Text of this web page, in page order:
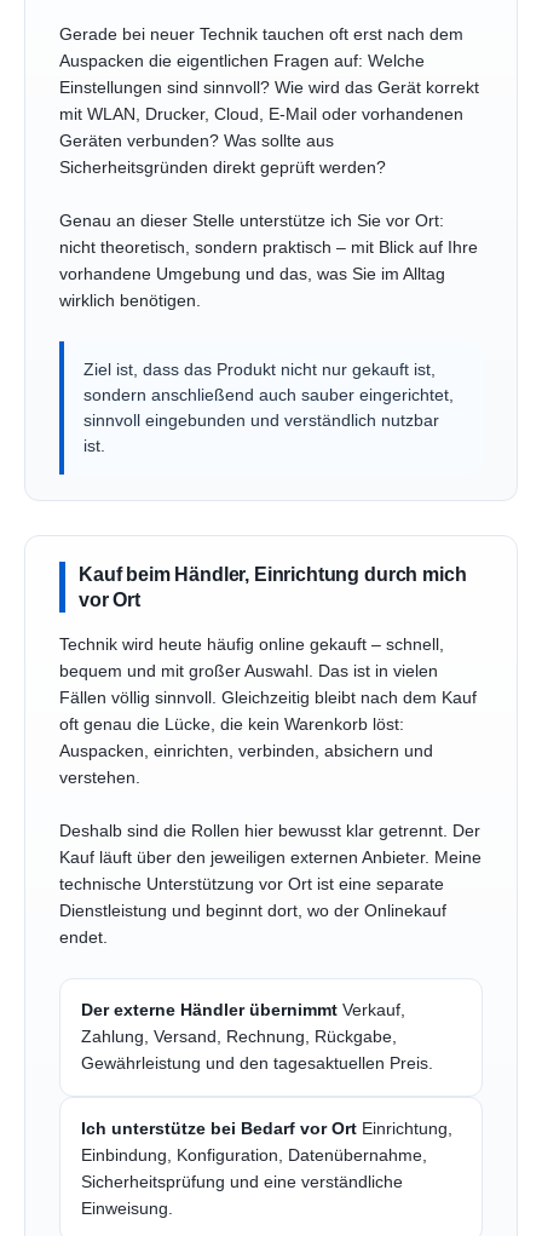
Gerade bei neuer Technik tauchen oft erst nach dem
Auspacken die eigentlichen Fragen auf: Welche
Einstellungen sind sinnvoll? Wie wird das Gerät korrekt
mit WLAN, Drucker, Cloud, E-Mail oder vorhandenen
Geräten verbunden? Was sollte aus
Sicherheitsgründen direkt geprüft werden?
Genau an dieser Stelle unterstütze ich Sie vor Ort:
nicht theoretisch, sondern praktisch – mit Blick auf Ihre
vorhandene Umgebung und das, was Sie im Alltag
wirklich benötigen.
Ziel ist, dass das Produkt nicht nur gekauft ist,
sondern anschließend auch sauber eingerichtet,
sinnvoll eingebunden und verständlich nutzbar
ist.
Kauf beim Händler, Einrichtung durch mich
vor Ort
Technik wird heute häufig online gekauft – schnell,
bequem und mit großer Auswahl. Das ist in vielen
Fällen völlig sinnvoll. Gleichzeitig bleibt nach dem Kauf
oft genau die Lücke, die kein Warenkorb löst:
Auspacken, einrichten, verbinden, absichern und
verstehen.
Deshalb sind die Rollen hier bewusst klar getrennt. Der
Kauf läuft über den jeweiligen externen Anbieter. Meine
technische Unterstützung vor Ort ist eine separate
Dienstleistung und beginnt dort, wo der Onlinekauf
endet.
Der externe Händler übernimmt Verkauf,
Zahlung, Versand, Rechnung, Rückgabe,
Gewährleistung und den tagesaktuellen Preis.
Ich unterstütze bei Bedarf vor Ort Einrichtung,
Einbindung, Konfiguration, Datenübernahme,
Sicherheitsprüfung und eine verständliche
Einweisung.